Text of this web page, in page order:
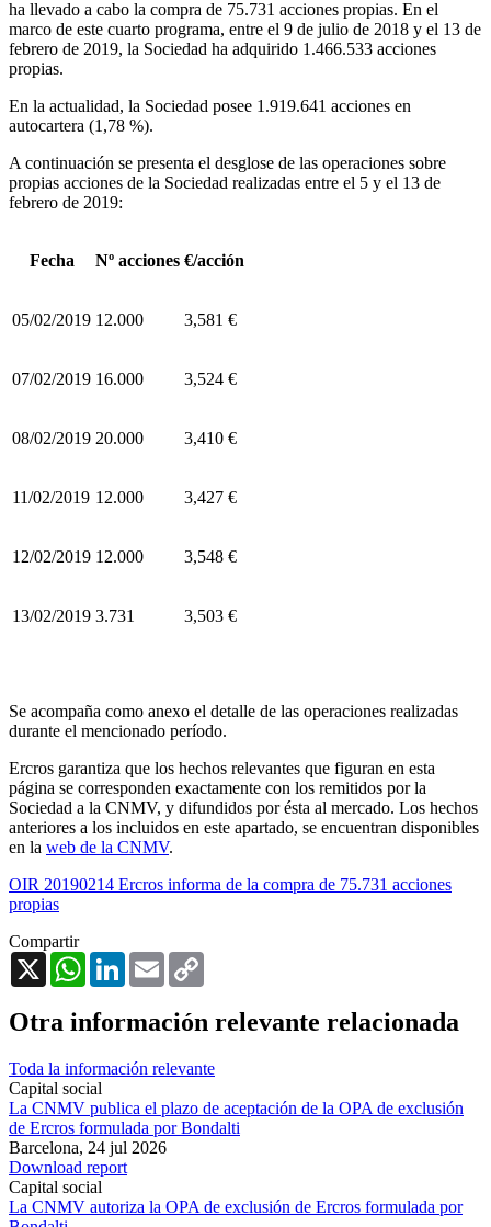
ha llevado a cabo la compra de 75.731 acciones propias. En el
marco de este cuarto programa, entre el 9 de julio de 2018 y el 13 de
febrero de 2019, la Sociedad ha adquirido 1.466.533 acciones
propias.
En la actualidad, la Sociedad posee 1.919.641 acciones en
autocartera (1,78 %).
A continuación se presenta el desglose de las operaciones sobre
propias acciones de la Sociedad realizadas entre el 5 y el 13 de
febrero de 2019:
Fecha Nº acciones €/acción
05/02/2019 12.000 3,581 €
07/02/2019 16.000 3,524 €
08/02/2019 20.000 3,410 €
11/02/2019 12.000 3,427 €
12/02/2019 12.000 3,548 €
13/02/2019 3.731 3,503 €
Se acompaña como anexo el detalle de las operaciones realizadas
durante el mencionado período.
Ercros garantiza que los hechos relevantes que figuran en esta
página se corresponden exactamente con los remitidos por la
Sociedad a la CNMV, y difundidos por ésta al mercado. Los hechos
anteriores a los incluidos en este apartado, se encuentran disponibles
en la web de la CNMV.
OIR 20190214 Ercros informa de la compra de 75.731 acciones
propias
Compartir
X
WhatsAppLinkedInEmail
Otra información relevante relacionada
Toda la información relevante
Capital social
La CNMV publica el plazo de aceptación de la OPA de exclusión
de Ercros formulada por Bondalti
Barcelona, 24 jul 2026
Download report
Capital social
La CNMV autoriza la OPA de exclusión de Ercros formulada por